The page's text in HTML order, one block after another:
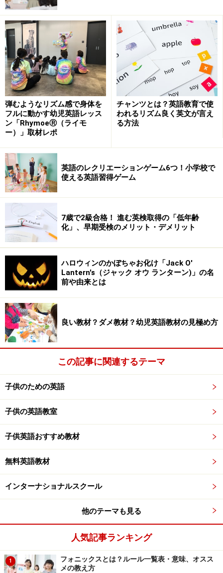
弾むようなリズム感で身体を
フルに動かす幼児英語レッス
ン「RhymoeⓇ（ライモ
ー）」取材レポ
チャンツとは？英語教育で使
われるリズム良く英文が言え
る方法
英語のレクリエーションゲーム6つ！小学校で
使える英語習得ゲーム
7歳で2級合格！ 進む英検取得の「低年齢
化」、早期受検のメリット・デメリット
ハロウィンのかぼちゃお化け「Jack O'
Lantern's（ジャック オウ ランターン)」の名
前や由来とは
良い教材？ダメ教材？幼児英語教材の見極め方
この記事に関連するテーマ
子供のための英語
子供の英語教室
子供英語おすすめ教材
無料英語教材
インターナショナルスクール
他のテーマも見る
人気記事ランキング
1
フォニックスとは？ルール一覧表・意味、オスス
メの教え方